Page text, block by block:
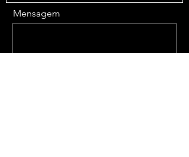
Mensagem